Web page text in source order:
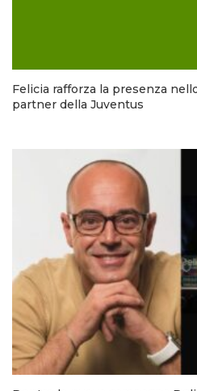
Felicia rafforza la presenza
partner della Juventus